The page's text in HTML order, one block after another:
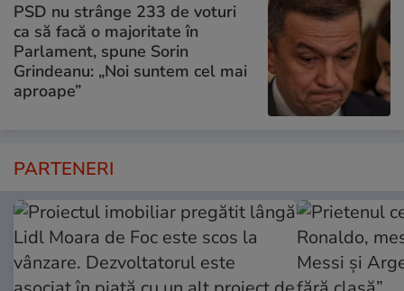
PSD nu strânge 233 de voturi
ca să facă o majoritate în
Parlament, spune Sorin
Grindeanu: „Noi suntem cel mai
aproape”
PARTENERI